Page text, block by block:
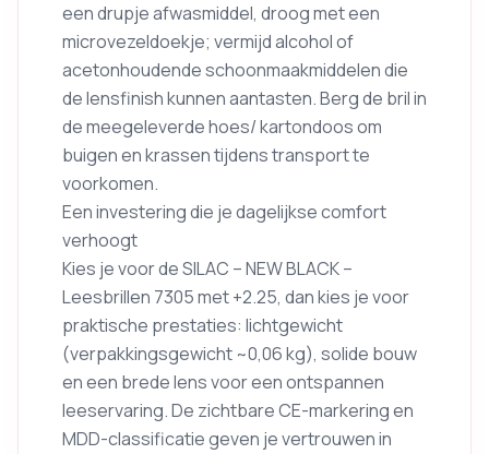
een drupje afwasmiddel, droog met een
microvezeldoekje; vermijd alcohol of
acetonhoudende schoonmaakmiddelen die
de lensfinish kunnen aantasten. Berg de bril in
de meegeleverde hoes/ kartondoos om
buigen en krassen tijdens transport te
voorkomen.
Een investering die je dagelijkse comfort
verhoogt
Kies je voor de SILAC – NEW BLACK –
Leesbrillen 7305 met +2.25, dan kies je voor
praktische prestaties: lichtgewicht
(verpakkingsgewicht ~0,06 kg), solide bouw
en een brede lens voor een ontspannen
leeservaring. De zichtbare CE-markering en
MDD-classificatie geven je vertrouwen in